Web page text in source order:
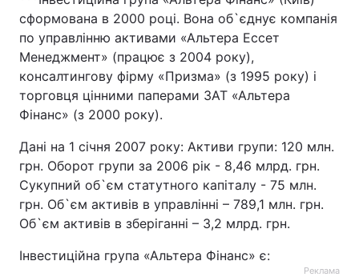
сформована в 2000 році. Вона об`єднує компанія
по управлінню активами «Альтера Ессет
Менеджмент» (працює з 2004 року),
консалтингову фірму «Призма» (з 1995 року) і
торговця цінними паперами ЗАТ «Альтера
Фінанс» (з 2000 року).
Дані на 1 січня 2007 року: Активи групи: 120 млн.
грн. Оборот групи за 2006 рік - 8,46 млрд. грн.
Сукупний об`єм статутного капіталу - 75 млн.
грн. Об`єм активів в управлінні – 789,1 млн. грн.
Об`єм активів в зберіганні – 3,2 млрд. грн.
Інвестиційна група «Альтера Фінанс» є:
Реклама